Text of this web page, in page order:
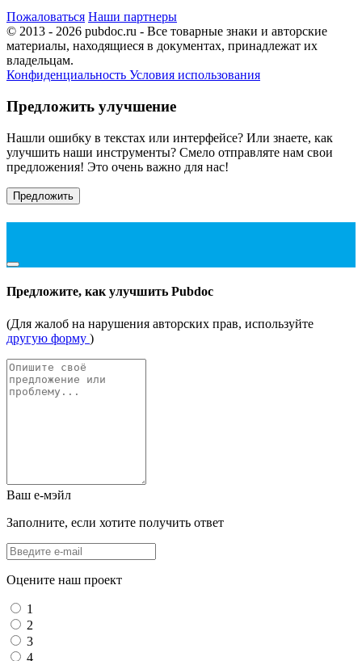
Пожаловаться Наши партнеры
© 2013 - 2026 pubdoc.ru - Все товарные знаки и авторские
материалы, находящиеся в документах, принадлежат их
владельцам.
Конфиденциальность Условия использования
Предложить улучшение
Нашли ошибку в текстах или интерфейсе? Или знаете, как
улучшить наши инструменты? Смело отправляте нам свои
предложения! Это очень важно для нас!
Предложить
Предложите, как улучшить Pubdoc
(Для жалоб на нарушения авторских прав, используйте
другую форму )
Ваш е-мэйл
Заполните, если хотите получить ответ
Оцените наш проект
1
2
3
4